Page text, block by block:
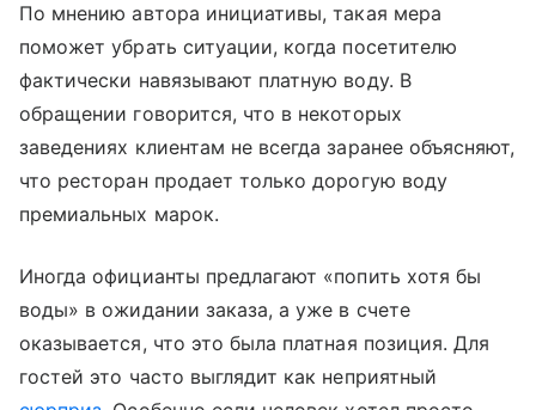
По мнению автора инициативы, такая мера
поможет убрать ситуации, когда посетителю
фактически навязывают платную воду. В
обращении говорится, что в некоторых
заведениях клиентам не всегда заранее объясняют,
что ресторан продает только дорогую воду
премиальных марок.
Иногда официанты предлагают «попить хотя бы
воды» в ожидании заказа, а уже в счете
оказывается, что это была платная позиция. Для
гостей это часто выглядит как неприятный